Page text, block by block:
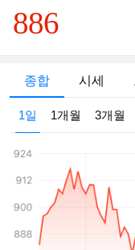
886
종합 시세
1일 1개월 3개월